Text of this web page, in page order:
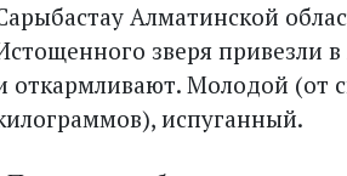
Алматинской
зверя привезли
откармливают. Молодой (от
испуганный.